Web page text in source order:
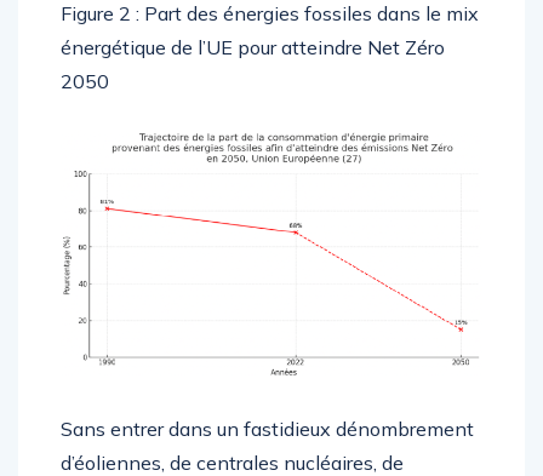
Figure 2 : Part des énergies fossiles dans le mix
énergétique de l’UE pour atteindre Net Zéro
2050
Sans entrer dans un fastidieux dénombrement
d’éoliennes, de centrales nucléaires, de